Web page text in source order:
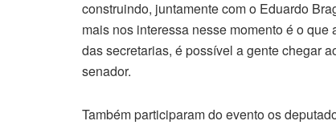
construindo, juntamente com o Eduardo
mais nos interessa nesse momento é o
das secretarias, é possível a gente chegar
senador.
Também participaram do evento os